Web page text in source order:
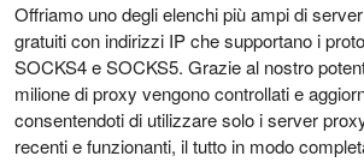
Offriamo uno degli elenchi più ampi di
gratuiti con indirizzi IP che supportano i
SOCKS4 e SOCKS5. Grazie al nostro
milione di proxy vengono controllati e
consentendoti di utilizzare solo i server
recenti e funzionanti, il tutto in modo